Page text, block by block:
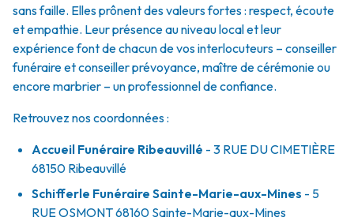
sans faille. Elles prônent des valeurs fortes : respect, écoute
et empathie. Leur présence au niveau local et leur
expérience font de chacun de vos interlocuteurs – conseiller
funéraire et conseiller prévoyance, maître de cérémonie ou
encore marbrier – un professionnel de confiance.
Retrouvez nos coordonnées :
Accueil Funéraire Ribeauvillé - 3 RUE DU CIMETIÈRE
68150 Ribeauvillé
Schifferle Funéraire Sainte-Marie-aux-Mines - 5
RUE OSMONT68160 Sainte-Marie-aux-Mines